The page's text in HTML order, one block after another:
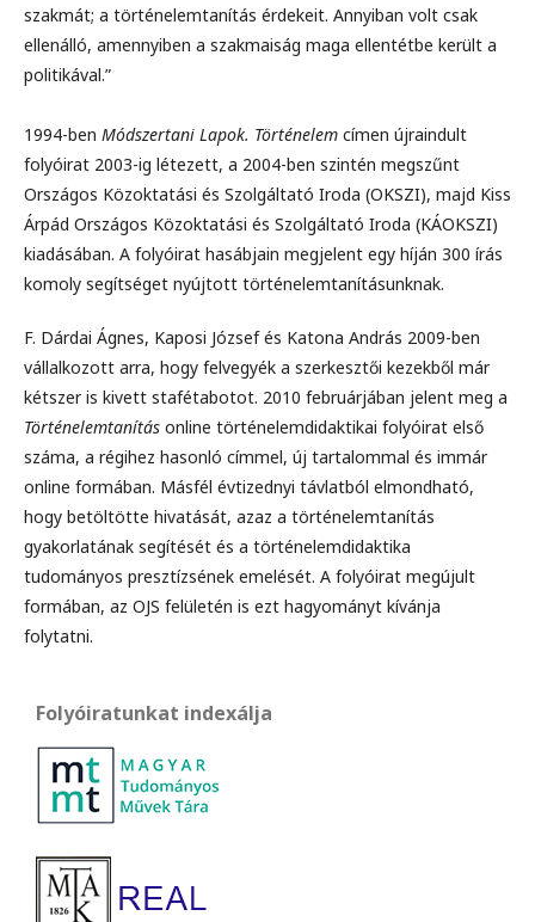
szakmát; a történelemtanítás érdekeit. Annyiban volt csak
ellenálló, amennyiben a szakmaiság maga ellentétbe került a
politikával.”
1994-ben Módszertani Lapok. Történelem címen újraindult
folyóirat 2003-ig létezett, a 2004-ben szintén megszűnt
Országos Közoktatási és Szolgáltató Iroda (OKSZI), majd Kiss
Árpád Országos Közoktatási és Szolgáltató Iroda (KÁOKSZI)
kiadásában. A folyóirat hasábjain megjelent egy híján 300 írás
komoly segítséget nyújtott történelemtanításunknak.
F. Dárdai Ágnes, Kaposi József és Katona András 2009-ben
vállalkozott arra, hogy felvegyék a szerkesztői kezekből már
kétszer is kivett stafétabotot. 2010 februárjában jelent meg a
Történelemtanítás online történelemdidaktikai folyóirat első
száma, a régihez hasonló címmel, új tartalommal és immár
online formában. Másfél évtizednyi távlatból elmondható,
hogy betöltötte hivatását, azaz a történelemtanítás
gyakorlatának segítését és a történelemdidaktika
tudományos presztízsének emelését. A folyóirat megújult
formában, az OJS felületén is ezt hagyományt kívánja
folytatni.
Folyóiratunkat indexálja